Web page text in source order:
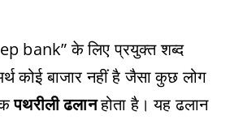
bank” के लिए प्रयुक्त शब्द
कोई बाजार नहीं है जैसा कुछ लोग
पथरीली ढलानहोता है। यह ढलान